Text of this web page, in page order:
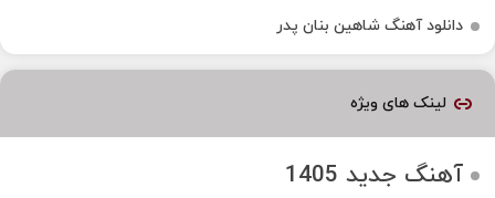
دانلود آهنگ شاهین بنان پدر
لینک های ویژه
آهنگ جدید 1405